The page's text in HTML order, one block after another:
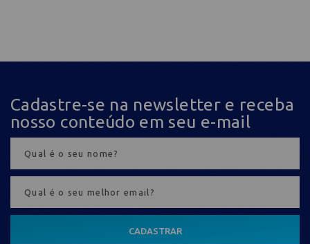
Cadastre-se na newsletter e receba
nosso conteúdo em seu e-mail
CADASTRAR